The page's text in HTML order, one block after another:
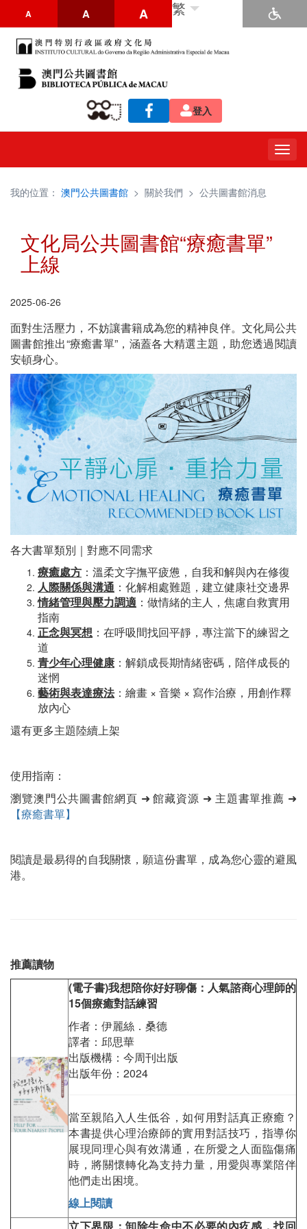
A A A 繁
登入
我的位置： 澳門公共圖書館 > 關於我們 > 公共圖書館消息
文化局公共圖書館“療癒書單”
上線
2025-06-26
面對生活壓力，不妨讓書籍成為您的精神良伴。文化局公共
圖書館推出“療癒書單”，涵蓋各大精選主題，助您透過閱讀
安頓身心。
各大書單類別｜對應不同需求
療癒處方 ：溫柔文字撫平疲憊，自我和解與內在修復
人際關係與溝通 ：化解相處難題，建立健康社交邊界
情緒管理與壓力調適 ：做情緒的主人，焦慮自救實用
指南
正念與冥想 ：在呼吸間找回平靜，專注當下的練習之
道
青少年心理健康 ：解鎖成長期情緒密碼，陪伴成長的
迷惘
藝術與表達療法：繪畫 × 音樂 × 寫作治療，用創作釋
放內心
還有更多主題陸續上架
使用指南：
瀏覽澳門公共圖書館網頁 ➜ 館藏資源 ➜ 主題書單推薦 ➜
【療癒書單】
閱讀是最易得的自我關懷，願這份書單，成為您心靈的避風
港。
推薦讀物
(電子書)我想陪你好好聊傷：人氣諮商心理師的
15個療癒對話練習
作者：伊麗絲．桑德
譯者：邱思華
出版機構：今周刊出版
出版年份：2024
當至親陷入人生低谷，如何用對話真正療癒？
本書提供心理治療師的實用對話技巧，指導你
展現同理心與有效溝通，在所愛之人面臨傷痛
時，將關懷轉化為支持力量，用愛與專業陪伴
他們走出困境。
線上閱讀
立下界限：卸除生命中不必要的內疚感，找回